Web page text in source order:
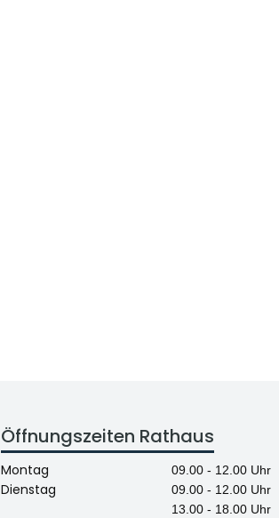
Öffnungszeiten Rathaus
Montag 09.00 - 12.00 Uhr
Dienstag
09.00 - 12.00 Uhr
13.00 - 18.00 Uhr